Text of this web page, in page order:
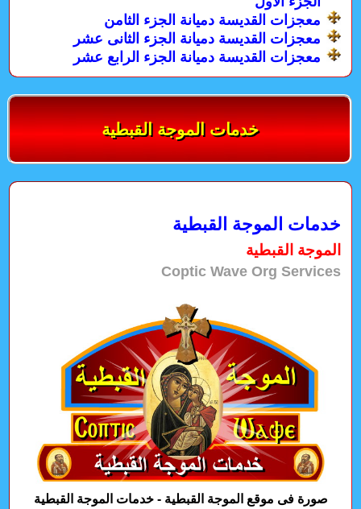
معجزات القديسة دميانة الجزء الثامن
معجزات القديسة دميانة الجزء الثانى عشر
معجزات القديسة دميانة الجزء الرابع عشر
خدمات الموجة القبطية
خدمات الموجة القبطية
الموجة القبطية
Coptic Wave Org Services
صورة فى موقع الموجة القبطية - خدمات الموجة القبطية